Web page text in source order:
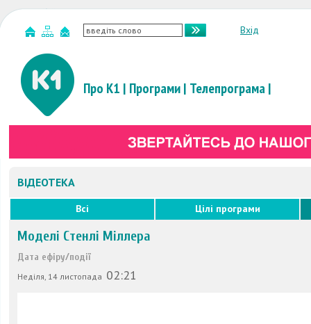
Вхід
Про К1 | Програми| Телепрограма|
ВІДЕОТЕКА
Всі Цілі програми
Мoделі Стенлі Міллера
Дата ефіру/події
Неділя, 14 листопада 02:21